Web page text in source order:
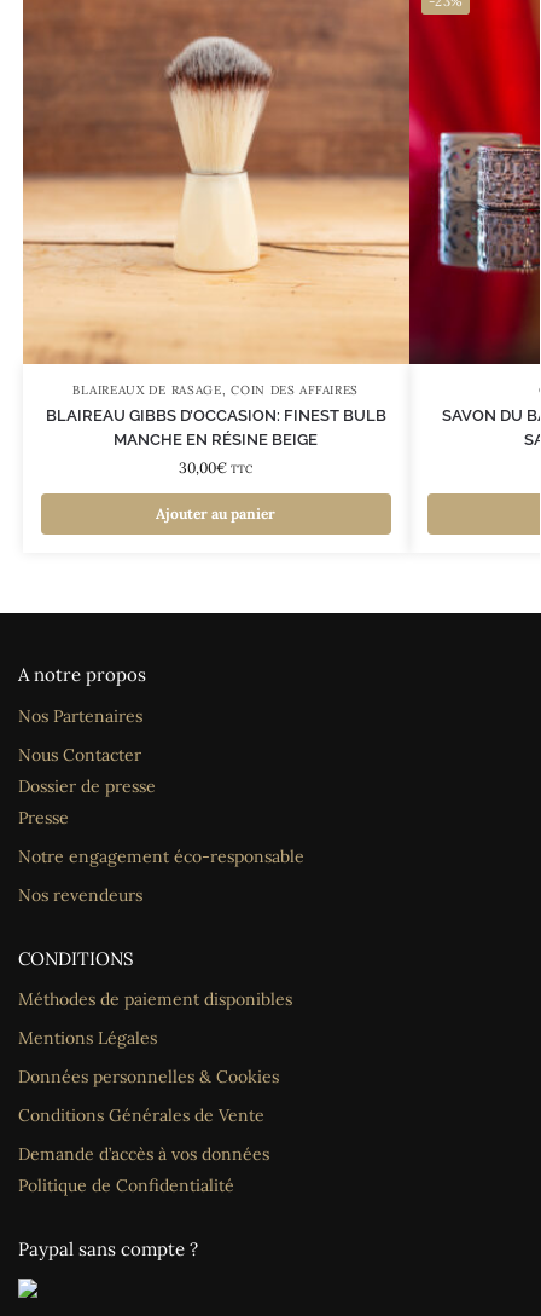
BLAIREAUX DE RASAGE,COIN DES AFFAIRES
BLAIREAU GIBBS D’OCCASION: FINEST BULB
MANCHE EN RÉSINE BEIGE
30,00€ TTC
Ajouter au panier
SAVON DU
A notre propos
Nos Partenaires
Nous Contacter
Dossier de presse
Presse
Notre engagement éco-responsable
Nos revendeurs
CONDITIONS
Méthodes de paiement disponibles
Mentions Légales
Données personnelles & Cookies
Conditions Générales de Vente
Demande d’accès à vos données
Politique de Confidentialité
Paypal sans compte ?